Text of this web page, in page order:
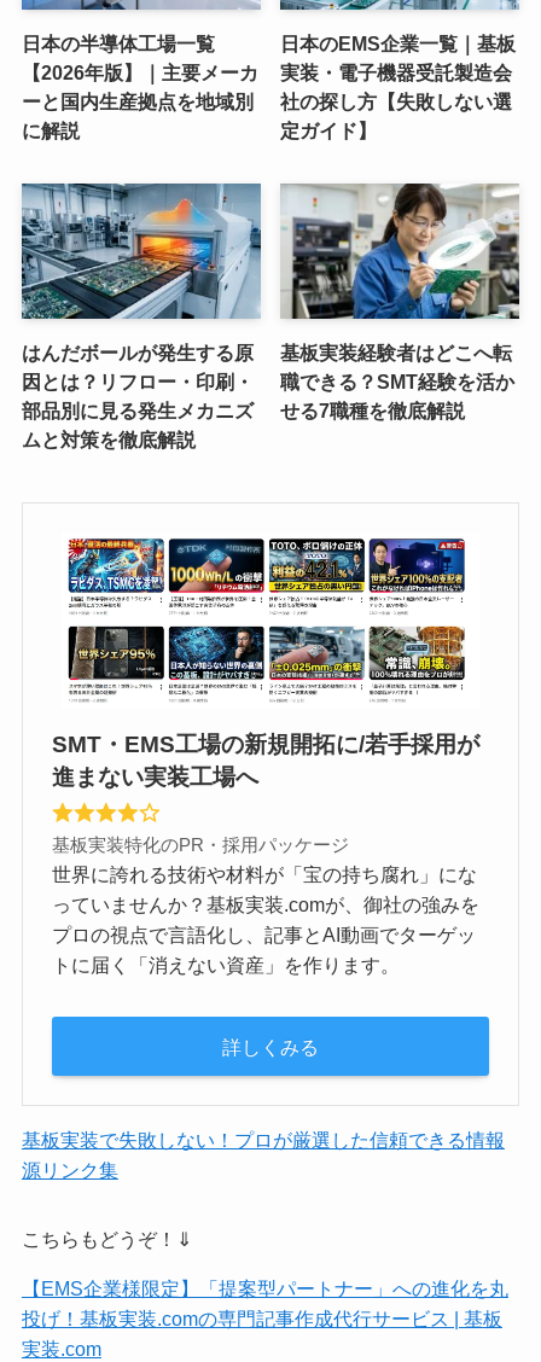
日本の半導体工場一覧
【2026年版】｜主要メーカ
ーと国内生産拠点を地域別
に解説
日本のEMS企業一覧｜基板
実装・電子機器受託製造会
社の探し方【失敗しない選
定ガイド】
はんだボールが発生する原
因とは？リフロー・印刷・
部品別に見る発生メカニズ
ムと対策を徹底解説
基板実装経験者はどこへ転
職できる？SMT経験を活か
せる7職種を徹底解説
SMT・EMS工場の新規開拓に/若手採用が
進まない実装工場へ
基板実装特化のPR・採用パッケージ
世界に誇れる技術や材料が「宝の持ち腐れ」にな
っていませんか？基板実装.comが、御社の強みを
プロの視点で言語化し、記事とAI動画でターゲッ
トに届く「消えない資産」を作ります。
詳しくみる
基板実装で失敗しない！プロが厳選した信頼できる情報
源リンク集
こちらもどうぞ！⇓
【EMS企業様限定】「提案型パートナー」への進化を丸
投げ！基板実装.comの専門記事作成代行サービス | 基板
実装.com